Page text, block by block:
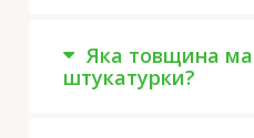
Яка товщина
штукатурки?